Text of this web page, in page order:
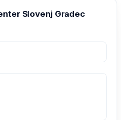
Slovenj Gradec